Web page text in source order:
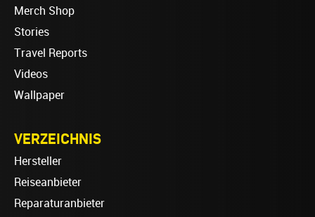
Merch Shop
Stories
Travel Reports
Videos
Wallpaper
VERZEICHNIS
Hersteller
Reiseanbieter
Reparaturanbieter